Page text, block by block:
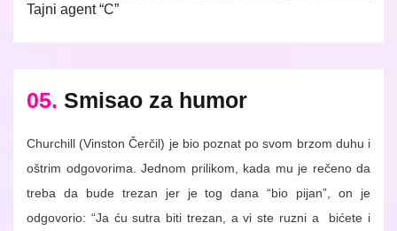
Tajni agent “C”
05. Smisao za humor
Churchill (Vinston Čerčil) je bio poznat po svom brzom duhu i
oštrim odgovorima. Jednom prilikom, kada mu je rečeno da
treba da bude trezan jer je tog dana “bio pijan”, on je
odgovorio: “Ja ću sutra biti trezan, a vi ste ruzni a bićete i